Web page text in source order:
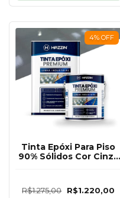
4% OFF
Tinta Epóxi Para Piso
90% Sólidos Cor Cinza
R$1.275,00 R$1.220,00